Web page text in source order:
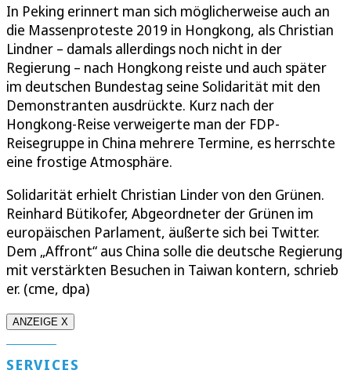
In Peking erinnert man sich möglicherweise auch an
die Massenproteste 2019 in Hongkong, als Christian
Lindner – damals allerdings noch nicht in der
Regierung – nach Hongkong reiste und auch später
im deutschen Bundestag seine Solidarität mit den
Demonstranten ausdrückte. Kurz nach der
Hongkong-Reise verweigerte man der FDP-
Reisegruppe in China mehrere Termine, es herrschte
eine frostige Atmosphäre.
Solidarität erhielt Christian Linder von den Grünen.
Reinhard Bütikofer, Abgeordneter der Grünen im
europäischen Parlament, äußerte sich bei Twitter.
Dem „Affront“ aus China solle die deutsche Regierung
mit verstärkten Besuchen in Taiwan kontern, schrieb
er. (cme, dpa)
ANZEIGE X
SERVICES